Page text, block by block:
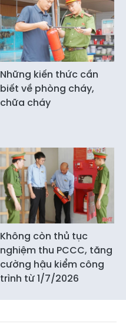
Những kiến thức cần
biết về phòng cháy,
chữa cháy
Không còn thủ tục
nghiệm thu PCCC, tăng
cường hậu kiểm công
trình từ 1/7/2026